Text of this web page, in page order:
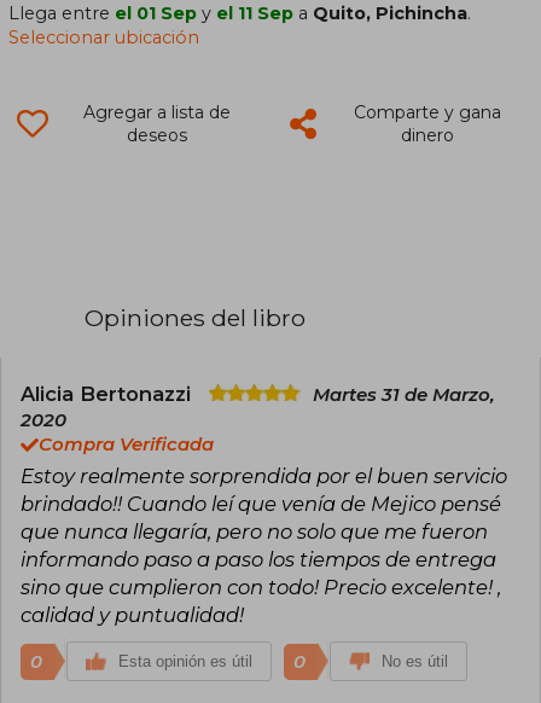
Llega entre el 01 Sep y el 11 Sep a Quito, Pichincha.
Seleccionar ubicación
Agregar a lista de
deseos
Comparte y gana
dinero
Opiniones del libro
Alicia Bertonazzi
Martes 31 de Marzo,
2020
Compra Verificada
Estoy realmente sorprendida por el buen servicio
brindado!! Cuando leí que venía de Mejico pensé
que nunca llegaría, pero no solo que me fueron
informando paso a paso los tiempos de entrega
sino que cumplieron con todo! Precio excelente! ,
calidad y puntualidad!
0 Esta opinión es útil 0 No es útil